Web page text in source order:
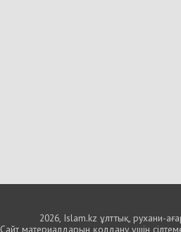
2026, Islam.kz ұлттық, рухани-
Сайт материалдарын қолдану үшін сілтеме